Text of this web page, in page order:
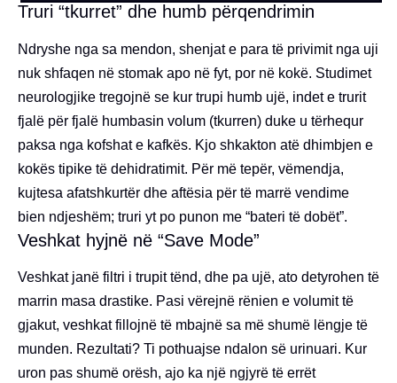
Truri “tkurret” dhe humb përqendrimin
Ndryshe nga sa mendon, shenjat e para të privimit nga uji
nuk shfaqen në stomak apo në fyt, por në kokë. Studimet
neurologjike tregojnë se kur trupi humb ujë, indet e trurit
fjalë për fjalë humbasin volum (tkurren) duke u tërhequr
paksa nga kofshat e kafkës. Kjo shkakton atë dhimbjen e
kokës tipike të dehidratimit. Për më tepër, vëmendja,
kujtesa afatshkurtër dhe aftësia për të marrë vendime
bien ndjeshëm; truri yt po punon me “bateri të dobët”.
Veshkat hyjnë në “Save Mode”
Veshkat janë filtri i trupit tënd, dhe pa ujë, ato detyrohen të
marrin masa drastike. Pasi vërejnë rënien e volumit të
gjakut, veshkat fillojnë të mbajnë sa më shumë lëngje të
munden. Rezultati? Ti pothuajse ndalon së urinuari. Kur
uron pas shumë orësh, ajo ka një ngjyrë të errët